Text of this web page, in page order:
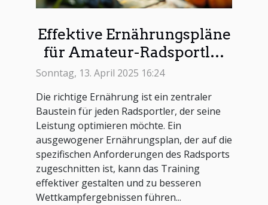
Effektive Ernährungspläne
für Amateur-Radsportler
zur Leistungsverbesserung
Sonntag, 13. April 2025 16:24
Die richtige Ernährung ist ein zentraler
Baustein für jeden Radsportler, der seine
Leistung optimieren möchte. Ein
ausgewogener Ernährungsplan, der auf die
spezifischen Anforderungen des Radsports
zugeschnitten ist, kann das Training
effektiver gestalten und zu besseren
Wettkampfergebnissen führen...